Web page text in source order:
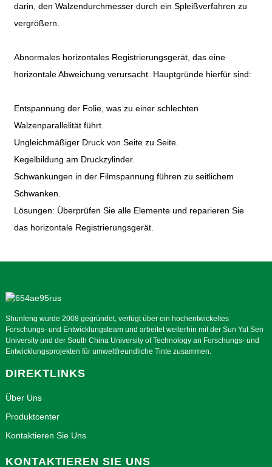
darin, den Walzendurchmesser durch ein Spleißverfahren zu
vergrößern.
Abnormales horizontales Registrierungsgerät, das eine
horizontale Abweichung verursacht. Hauptgründe hierfür sind:
Entspannung der Folie, was zu einer schlechten
Walzenparallelität führt.
Ungleichmäßiger Druck von Seite zu Seite.
Kegelbildung am Druckzylinder.
Schwankungen in der Filmspannung führen zu seitlichem
Schwanken.
Lösungen: Überprüfen Sie alle Elemente und reparieren Sie
das horizontale Registrierungsgerät.
Shunfeng wurde 2008 gegründet, verfügt über ein hochentwickeltes
Forschungs- und Entwicklungsteam und arbeitet weiterhin mit der Sun Yat Sen
University und der South China University of Technology an Forschungs- und
Entwicklungsprojekten für umweltfreundliche Tinte zusammen.
DIREKTLINKS
Über Uns
Produktcenter
Kontaktieren Sie Uns
KONTAKTIEREN SIE UNS